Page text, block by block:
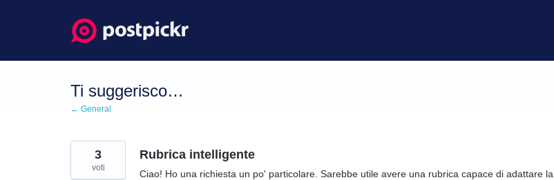
Ti suggerisco…
← General
Rubrica intelligente
Ciao! Ho una richiesta un po' particolare. Sarebbe utile avere una rubrica capace di adattare la
3
voti